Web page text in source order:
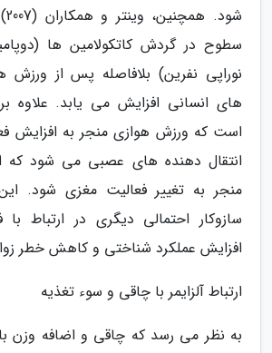
سطوح در گردش کاتکولامین ها
نوراپی نفرین) بلافاصله پس از ورزش
های انسانی افزایش می یابد. علاوه
است که ورزش هوازی منجر به افزایش
انتقال دهنده های عصبی می شود که
منجر به تغییر فعالیت مغزی شود.
سازوکار احتمالی دیگری در ارتباط
افزایش عملکرد شناختی و کاهش خطر
ارتباط آلزایمر با چاقی و سوء تغذیه
به نظر می رسد که چاقی و اضافه وزن با